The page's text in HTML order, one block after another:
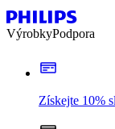
VýrobkyPodpora
Získejte 10%